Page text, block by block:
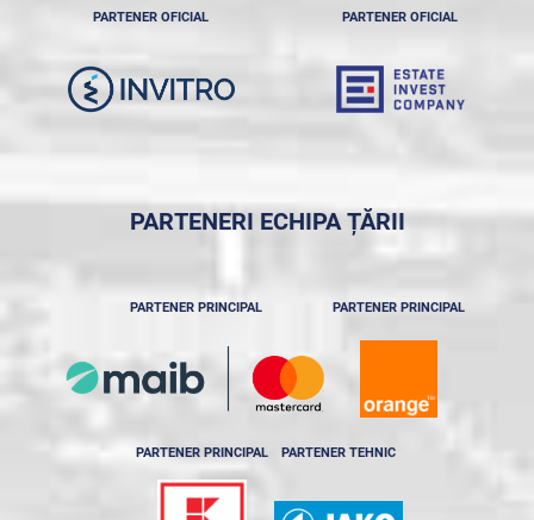
PARTENER OFICIAL PARTENER OFICIAL
PARTENERI ECHIPA ȚĂRII
PARTENER PRINCIPAL PARTENER PRINCIPAL
PARTENER PRINCIPAL PARTENER TEHNIC